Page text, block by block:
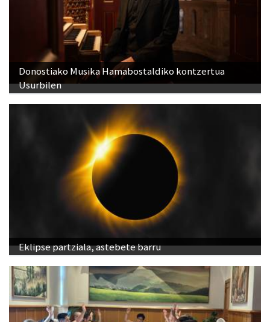
Donostiako Musika Hamabostaldiko kontzertua
Usurbilen
Eklipse partziala, astebete barru